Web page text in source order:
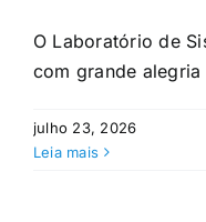
O Laboratório de
com grande
julho 23, 2026
Leia mais